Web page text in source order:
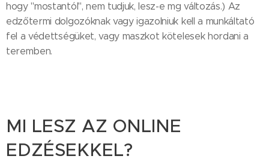
hogy "mostantól", nem tudjuk, lesz-e mg változás.) Az
edzőtermi dolgozóknak vagy igazolniuk kell a munkáltató
fel a védettségüket, vagy maszkot kötelesek hordani a
teremben.
MI LESZ AZ ONLINE
EDZÉSEKKEL?